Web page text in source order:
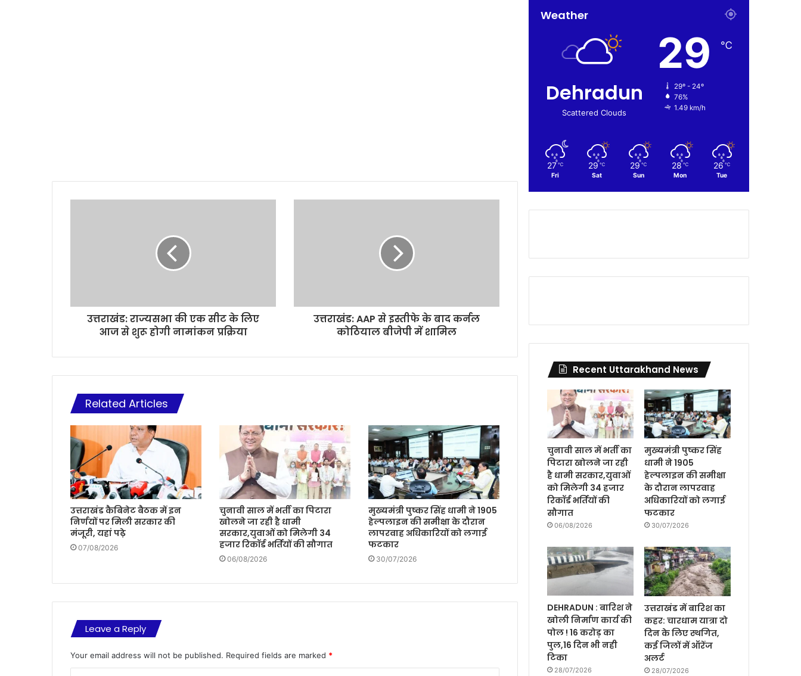
उत्तराखंड: राज्यसभा की एक सीट के लिए
आज से शुरू होगी नामांकन प्रक्रिया
उत्तराखंड: AAP से इस्तीफे के बाद कर्नल
कोठियाल बीजेपी में शामिल
Related Articles
उत्तराखंड कैबिनेट बैठक में इन
निर्णयों पर मिली सरकार की
मंजूरी, यहां पढ़े
07/08/2026
चुनावी साल में भर्ती का पिटारा
खोलने जा रही है धामी
सरकार,युवाओं को मिलेगी 34
हजार रिकॉर्ड भर्तियों की सौगात
06/08/2026
मुख्यमंत्री पुष्कर सिंह धामी ने 1905
हेल्पलाइन की समीक्षा के दौरान
लापरवाह अधिकारियों को लगाई
फटकार
30/07/2026
Leave a Reply
Your email address will not be published. Required fields are marked *
Weather
Dehradun
Scattered Clouds
29 ℃
29º - 24º
76%
1.49 km/h
27 ℃
Fri
29 ℃
Sat
29 ℃
Sun
28 ℃
Mon
26 ℃
Tue
Recent Uttarakhand News
चुनावी साल में भर्ती का
पिटारा खोलने जा रही
है धामी सरकार,युवाओं
को मिलेगी 34 हजार
रिकॉर्ड भर्तियों की
सौगात
06/08/2026
मुख्यमंत्री पुष्कर सिंह
धामी ने 1905
हेल्पलाइन की समीक्षा
के दौरान लापरवाह
अधिकारियों को लगाई
फटकार
30/07/2026
DEHRADUN : बारिश ने
खोली निर्माण कार्य की
पोल ! 16 करोड़ का
पुल,16 दिन भी नही
टिका
28/07/2026
उत्तराखंड में बारिश का
कहर: चारधाम यात्रा दो
दिन के लिए स्थगित,
कई जिलों में ऑरेंज
अलर्ट
28/07/2026